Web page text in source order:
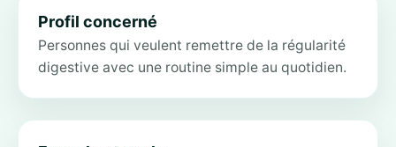
Profil concerné
Personnes qui veulent remettre de la régularité
digestive avec une routine simple au quotidien.